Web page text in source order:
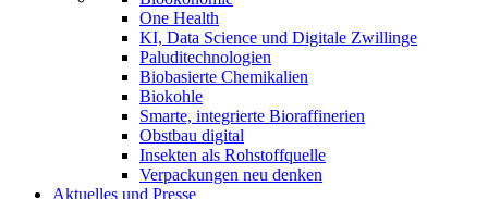
One Health
KI, Data Science und Digitale Zwillinge
Paluditechnologien
Biobasierte Chemikalien
Biokohle
Smarte, integrierte Bioraffinerien
Obstbau digital
Insekten als Rohstoffquelle
Verpackungen neu denken
Aktuelles und Presse